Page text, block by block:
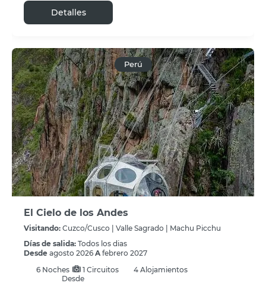
Detalles
Perú
El Cielo de los Andes
Visitando: Cuzco/Cusco | Valle Sagrado |
Machu Picchu
Días de salida: Todos los dias
Desde agosto 2026 A febrero 2027
6 Noches 1 Circuitos
4 Alojamientos
Desde